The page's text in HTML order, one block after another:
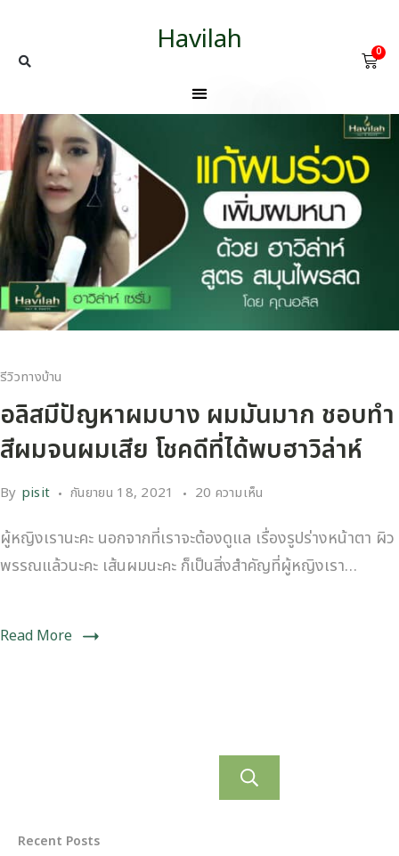
Havilah 0
รีวิวทางบ้าน
อลิสมีปัญหาผมบาง ผมมันมาก ชอบทำ
สีผมจนผมเสีย โชคดีที่ได้พบฮาวิล่าห์
By pisit กันยายน 18, 2021 20 ความเห็น
ผู้หญิงเรานะคะ นอกจากที่เราจะต้องดูแล เรื่องรูปร่างหน้าตา ผิว
พรรณแล้วนะคะ เส้นผมนะคะ ก็เป็นสิ่งสำคัญที่ผู้หญิงเรา…
Read More
Recent Posts